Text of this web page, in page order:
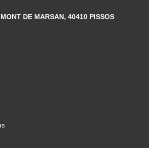
DE MARSAN, 40410 PISSOS